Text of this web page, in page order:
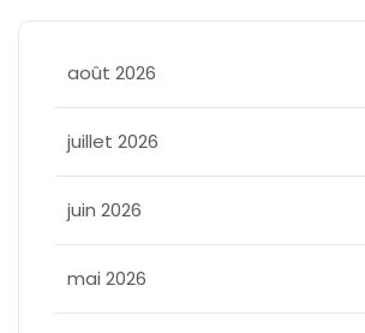
août 2026
juillet 2026
juin 2026
mai 2026